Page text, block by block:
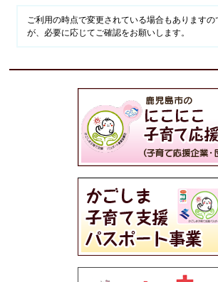
ご利用の時点で変更されている場合もあります
が、必要に応じてご確認をお願いします。